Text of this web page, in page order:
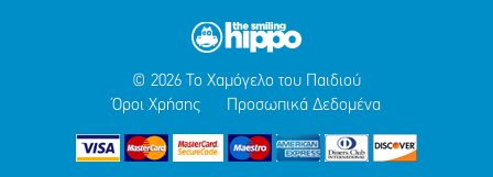
© 2026 Το Χαμόγελο του Παιδιού
Όροι Χρήσης
Προσωπικά Δεδομένα